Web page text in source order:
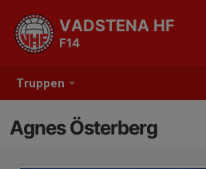
Truppen
VADSTENA HF
F14
Agnes Österberg